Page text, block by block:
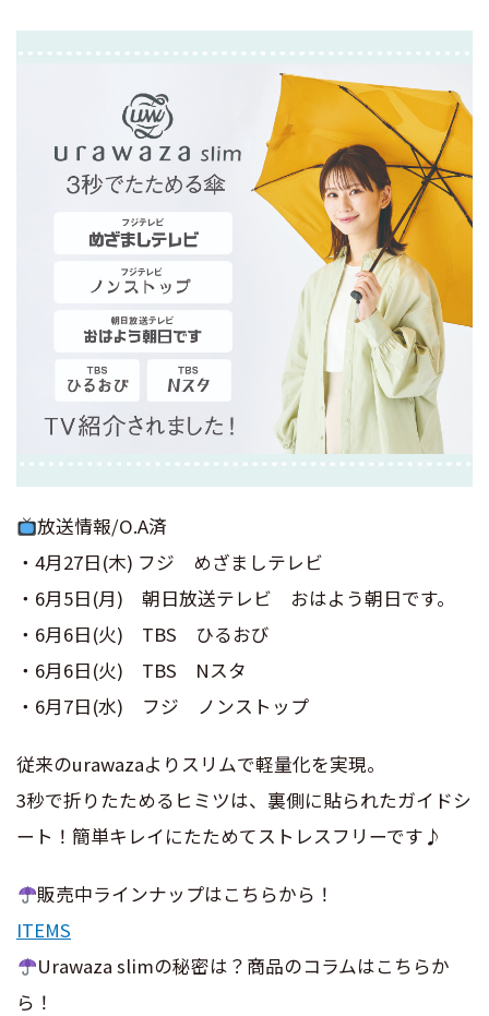
放送情報/O.A済
・4月27日(木) フジ めざましテレビ
・6月5日(月) 朝日放送テレビ おはよう朝日です。
・6月6日(火) TBS ひるおび
・6月6日(火) TBS Nスタ
・6月7日(水) フジ ノンストップ
従来のurawazaよりスリムで軽量化を実現。
3秒で折りたためるヒミツは、裏側に貼られたガイドシ
ート！簡単キレイにたためてストレスフリーです♪
販売中ラインナップはこちらから！
ITEMS
Urawaza slimの秘密は？商品のコラムはこちらか
ら！